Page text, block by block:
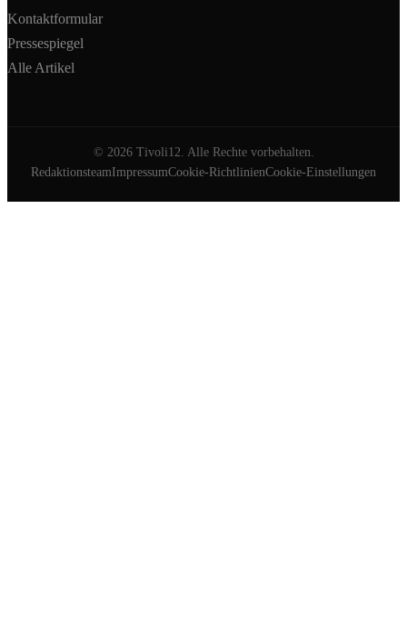
Kontaktformular
Pressespiegel
Alle Artikel
© 2026Tivoli12. Alle Rechte vorbehalten.
RedaktionsteamImpressumCookie-RichtlinienCookie-Einstellungen